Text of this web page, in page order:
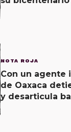
NOTA ROJA
Con un agente
de Oaxaca
y desarticula